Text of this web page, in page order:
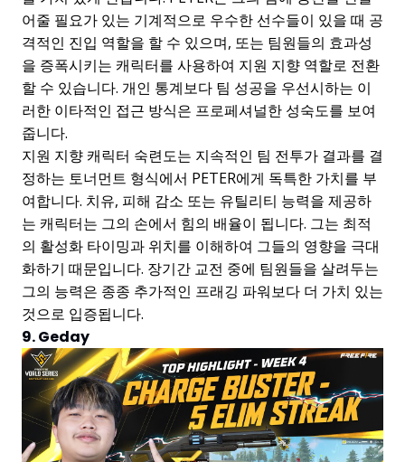
어줄 필요가 있는 기계적으로 우수한 선수들이 있을 때 공
격적인 진입 역할을 할 수 있으며, 또는 팀원들의 효과성
을 증폭시키는 캐릭터를 사용하여 지원 지향 역할로 전환
할 수 있습니다. 개인 통계보다 팀 성공을 우선시하는 이
러한 이타적인 접근 방식은 프로페셔널한 성숙도를 보여
줍니다.
지원 지향 캐릭터 숙련도는 지속적인 팀 전투가 결과를 결
정하는 토너먼트 형식에서 PETER에게 독특한 가치를 부
여합니다. 치유, 피해 감소 또는 유틸리티 능력을 제공하
는 캐릭터는 그의 손에서 힘의 배율이 됩니다. 그는 최적
의 활성화 타이밍과 위치를 이해하여 그들의 영향을 극대
화하기 때문입니다. 장기간 교전 중에 팀원들을 살려두는
그의 능력은 종종 추가적인 프래깅 파워보다 더 가치 있는
것으로 입증됩니다.
9. Geday